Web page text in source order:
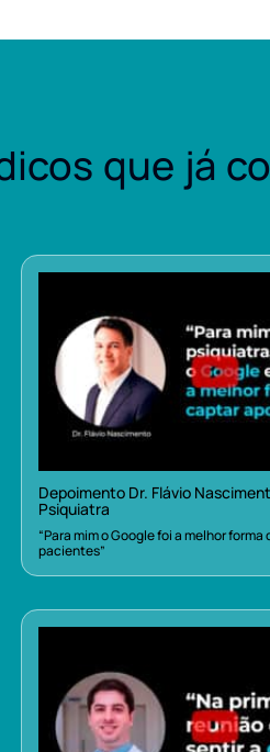
que já
Depoimento Dr. Flávio
Psiquiatra
“Para mim o Google foi a melhor
pacientes”